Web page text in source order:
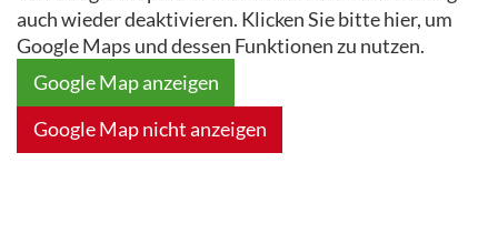
auch wieder deaktivieren. Klicken Sie bitte hier, um
Google Maps und dessen Funktionen zu nutzen.
Google Map anzeigen
Google Map nicht anzeigen